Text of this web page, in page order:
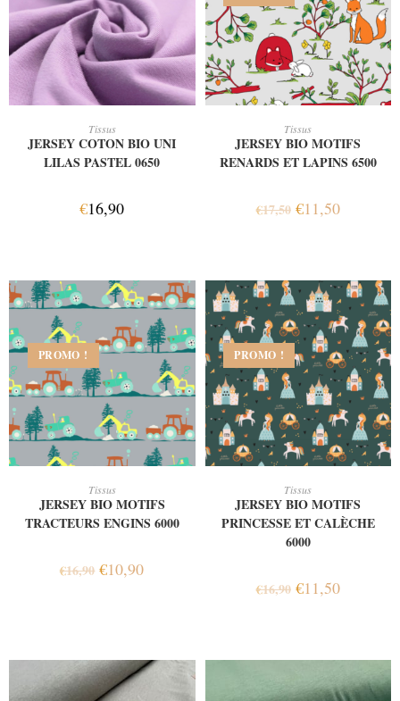
Tissus
JERSEY COTON BIO UNI
LILAS PASTEL 0650
€16,90
Tissus
JERSEY BIO MOTIFS
RENARDS ET LAPINS 6500
€17,50 €11,50
PROMO !
Tissus
JERSEY BIO MOTIFS
TRACTEURS ENGINS 6000
€16,90 €10,90
PROMO !
Tissus
JERSEY BIO MOTIFS
PRINCESSE ET CALÈCHE
6000
€16,90 €11,50